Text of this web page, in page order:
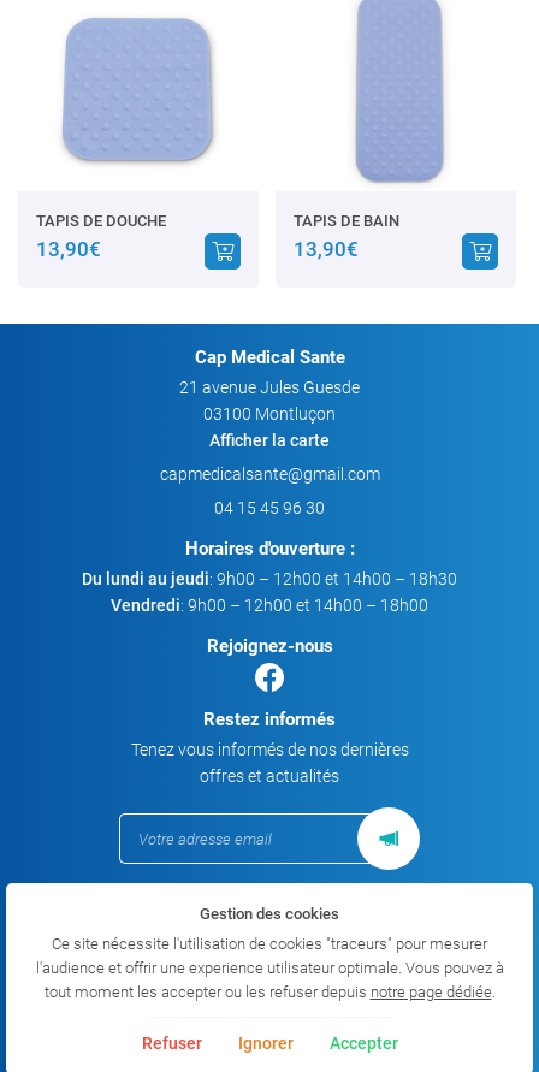
TAPIS DE DOUCHE
13,90€
TAPIS DE BAIN
13,90€
Cap Medical Sante
21 avenue Jules Guesde
03100 Montluçon
Afficher la carte
04 15 45 96 30
Horaires d'ouverture :
Du lundi au jeudi: 9h00 – 12h00 et 14h00 – 18h30
Vendredi: 9h00 – 12h00 et 14h00 – 18h00
Rejoignez-nous
Restez informés
Tenez vous informés de nos dernières
offres et actualités
Mentions Légales
Conditions générales d'utilisation
Politique de confidentialité
Gestion des cookies
Gestion des cookies
Ce site nécessite l'utilisation de cookies "traceurs" pour mesurer
l'audience et offrir une experience utilisateur optimale. Vous pouvez à
tout moment les accepter ou les refuser depuis notre page dédiée.
Refuser Ignorer Accepter